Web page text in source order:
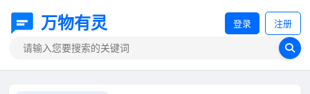
万物有灵 登录 注册